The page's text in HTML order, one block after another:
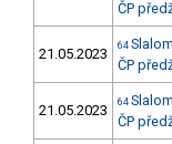
ČP
21.05.2023 64
ČP
21.05.2023 64
ČP